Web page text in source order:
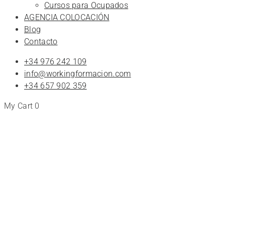
Cursos para Ocupados
AGENCIA COLOCACIÓN
Blog
Contacto
+34 976 242 109
info@workingformacion.com
+34 657 902 359
My Cart 0